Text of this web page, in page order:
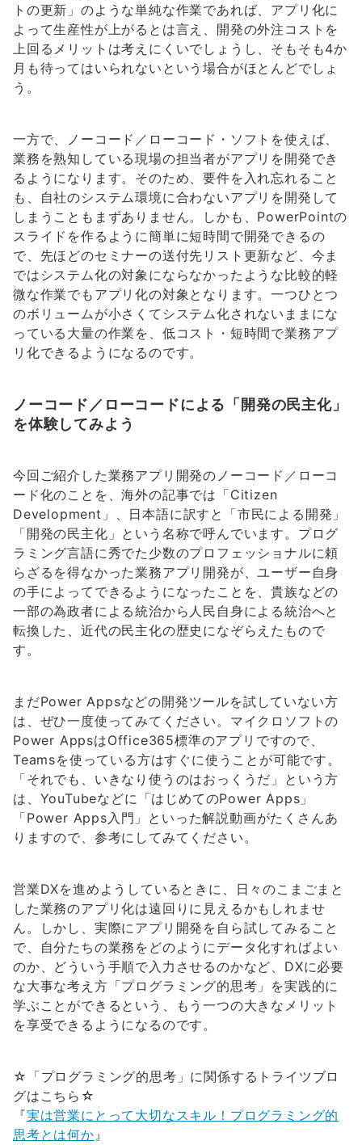
トの更新」のような単純な作業であれば、アプリ化に
よって生産性が上がるとは言え、開発の外注コストを
上回るメリットは考えにくいでしょうし、そもそも4か
月も待ってはいられないという場合がほとんどでしょ
う。
一方で、ノーコード／ローコード・ソフトを使えば、
業務を熟知している現場の担当者がアプリを開発でき
るようになります。そのため、要件を入れ忘れること
も、自社のシステム環境に合わないアプリを開発して
しまうこともまずありません。しかも、PowerPointの
スライドを作るように簡単に短時間で開発できるの
で、先ほどのセミナーの送付先リスト更新など、今ま
ではシステム化の対象にならなかったような比較的軽
微な作業でもアプリ化の対象となります。一つひとつ
のボリュームが小さくてシステム化されないままにな
っている大量の作業を、低コスト・短時間で業務アプ
リ化できるようになるのです。
ノーコード／ローコードによる「開発の民主化」
を体験してみよう
今回ご紹介した業務アプリ開発のノーコード／ローコ
ード化のことを、海外の記事では「Citizen
Development」、日本語に訳すと「市民による開発」
「開発の民主化」という名称で呼んでいます。プログ
ラミング言語に秀でた少数のプロフェッショナルに頼
らざるを得なかった業務アプリ開発が、ユーザー自身
の手によってできるようになったことを、貴族などの
一部の為政者による統治から人民自身による統治へと
転換した、近代の民主化の歴史になぞらえたもので
す。
まだPower Appsなどの開発ツールを試していない方
は、ぜひ一度使ってみてください。マイクロソフトの
Power AppsはOffice365標準のアプリですので、
Teamsを使っている方はすぐに使うことが可能です。
「それでも、いきなり使うのはおっくうだ」という方
は、YouTubeなどに「はじめてのPower Apps」
「Power Apps入門」といった解説動画がたくさんあ
りますので、参考にしてみてください。
営業DXを進めようしているときに、日々のこまごまと
した業務のアプリ化は遠回りに見えるかもしれませ
ん。しかし、実際にアプリ開発を自ら試してみること
で、自分たちの業務をどのようにデータ化すればよい
のか、どういう手順で入力させるのかなど、DXに必要
な大事な考え方「プログラミング的思考」を実践的に
学ぶことができるという、もう一つの大きなメリット
を享受できるようになるのです。
☆「プログラミング的思考」に関係するトライツブロ
グはこちら☆
『実は営業にとって大切なスキル！プログラミング的
思考とは何か』